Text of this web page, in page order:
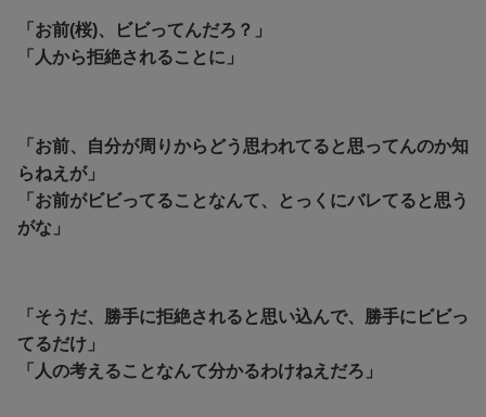
「お前(桜)、ビビってんだろ？」
「人から拒絶されることに」
「お前、自分が周りからどう思われてると思ってんのか知
らねえが」
「お前がビビってることなんて、とっくにバレてると思う
がな」
「そうだ、勝手に拒絶されると思い込んで、勝手にビビっ
てるだけ」
「人の考えることなんて分かるわけねえだろ」